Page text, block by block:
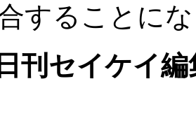
することに
刊セイケイ